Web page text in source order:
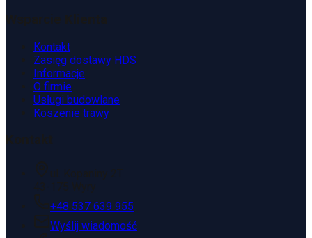
Kontakt
Zasięg dostawy HDS
Informacje
O firmie
Usługi budowlane
Koszenie trawy
+48 537 639 955
Wyślij wiadomość